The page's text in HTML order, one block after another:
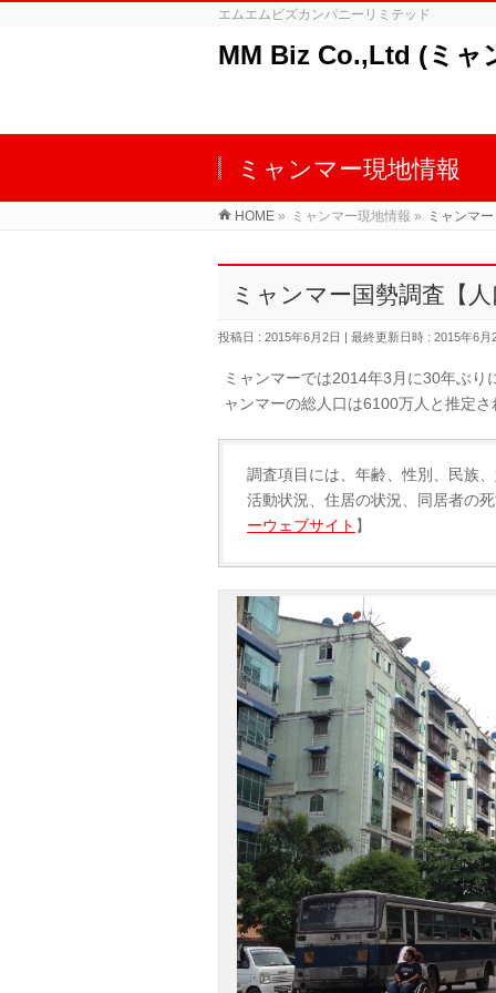
エムエムビズカンパニーリミテッド
MM Biz Co.,Ltd (ミャ
ミャンマー現地情報
HOME » ミャンマー現地情報 » ミャンマー
ミャンマー国勢調査【
投稿日 : 2015年6月2日 最終更新日時 : 2015年6月
ミャンマーでは2014年3月に30年ぶ
ャンマーの総人口は6100万人と推定
調査項目には、年齢、性別、民族
活動状況、住居の状況、同居者の
ーウェブサイト 】